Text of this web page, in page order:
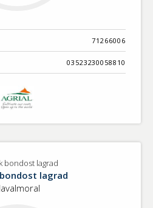
71266006
03523230058810
bondost lagrad
lagrad